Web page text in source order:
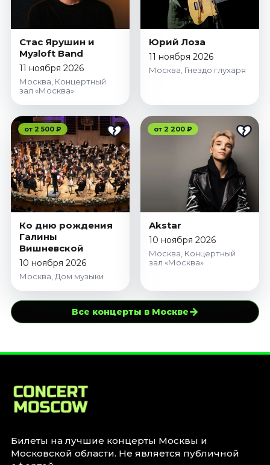
Стас Ярушин и
Музloft Band
11 ноября 2026
Москва, Концертный
зал «Москва»
Юрий Лоза
11 ноября 2026
Москва, Гнездо глухаря
от 2 500 ₽
Ко дню рождения
Галины
Вишневской
10 ноября 2026
Москва, Дом музыки
от 2 200 ₽
Akstar
10 ноября 2026
Москва, Концертный
зал «Москва»
Все концерты в Москве→
Билеты на лучшие концерты Москвы и
Московской области. Не является публичной